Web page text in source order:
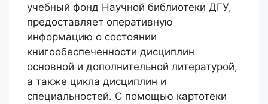
учебный фонд Научной библиотеки ДГУ,
предоставляет оперативную
информацию о состоянии
книгообеспеченности дисциплин
основной и дополнительной литературой,
а также цикла дисциплин и
специальностей. С помощью картотеки